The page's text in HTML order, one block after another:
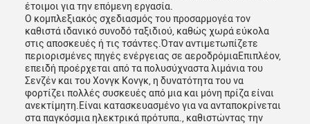
έτοιμοι για την επόμενη εργασία.
Ο κομπλεξιακός σχεδιασμός του προσαρμογέα τον
καθιστά ιδανικό συνοδό ταξιδιού, καθώς χωρά εύκολα
στις αποσκευές ή τις τσάντες.Όταν αντιμετωπίζετε
περιορισμένες πηγές ενέργειας σε αεροδρόμιαΕπιπλέον,
επειδή προέρχεται από τα πολυσύχναστα λιμάνια του
Σενζέν και του Χονγκ Κονγκ, η δυνατότητα του να
φορτίζει πολλές συσκευές από μια και μόνη πρίζα είναι
ανεκτίμητη.Είναι κατασκευασμένο για να ανταποκρίνεται
στα παγκόσμια ηλεκτρικά πρότυπα., καθιστώντας την